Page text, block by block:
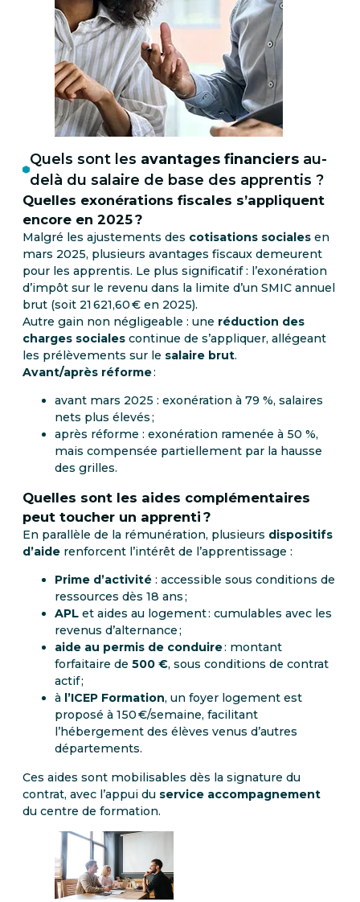
Quels sont les avantages financiers au-
delà du salaire de base des apprentis ?
Quelles exonérations fiscales s’appliquent
encore en 2025 ?
Malgré les ajustements des cotisations sociales en
mars 2025, plusieurs avantages fiscaux demeurent
pour les apprentis. Le plus significatif : l’exonération
d’impôt sur le revenu dans la limite d’un SMIC annuel
brut (soit 21 621,60 € en 2025).
Autre gain non négligeable : une réduction des
charges sociales continue de s’appliquer, allégeant
les prélèvements sur le salaire brut.
Avant/après réforme:
avant mars 2025 : exonération à 79 %, salaires
nets plus élevés ;
après réforme : exonération ramenée à 50 %,
mais compensée partiellement par la hausse
des grilles.
Quelles sont les aides complémentaires
peut toucher un apprenti ?
En parallèle de la rémunération, plusieurs dispositifs
d’aide renforcent l’intérêt de l’apprentissage :
Prime d’activité : accessible sous conditions de
ressources dès 18 ans ;
APL et aides au logement : cumulables avec les
revenus d’alternance ;
aide au permis de conduire: montant
forfaitaire de 500 €, sous conditions de contrat
actif ;
à l’ICEP Formation, un foyer logement est
proposé à 150 €/semaine, facilitant
l’hébergement des élèves venus d’autres
départements.
Ces aides sont mobilisables dès la signature du
contrat, avec l’appui du service accompagnement
du centre de formation.